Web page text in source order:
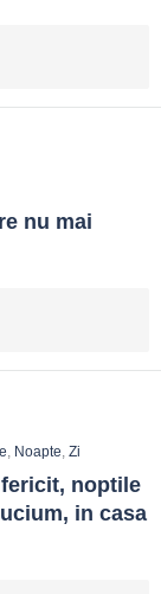
nu mai
, Noapte, Zi
noptile
in casa